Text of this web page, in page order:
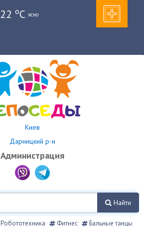
22 oC ясно
Киев
Дарницкий р-н
Администрация
Найти
Робототехника Фитнес
Бальные танцы